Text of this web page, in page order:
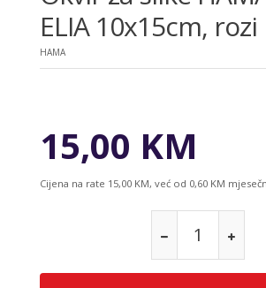
ELIA 10x15cm, rozi
HAMA
15,00 KM
Cijena na rate 15,00 KM, već od 0,60 KM